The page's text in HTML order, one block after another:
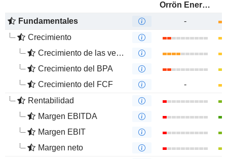
Orrön Energy AB
Fundamentales
-
Crecimiento
Crecimiento de las ventas
Crecimiento del BPA
Crecimiento del FCF
-
Rentabilidad
Margen EBITDA
Margen EBIT
Margen neto